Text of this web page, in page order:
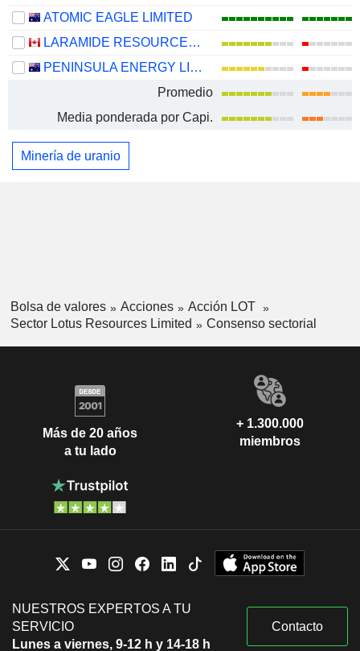
ATOMIC EAGLE LIMITED
LARAMIDE RESOURCES LTD.
PENINSULA ENERGY LIMITED
Promedio
Media ponderada por Capi.
Minería de uranio
Bolsa de valores Acciones
Acción LOT
Sector Lotus Resources Limited
Consenso sectorial
Más de 20 años
a tu lado
+ 1.300.000
miembros
NUESTROS EXPERTOS A TU
SERVICIO
Lunes a viernes, 9-12 h y 14-18 h
Contacto